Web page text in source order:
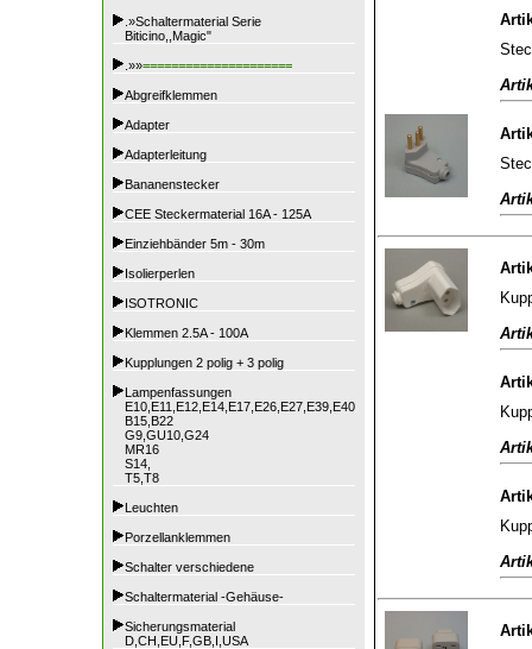
.»Schaltermaterial Serie
Biticino,,Magic"
.»»=====================
Abgreifklemmen
Adapter
Adapterleitung
Bananenstecker
CEE Steckermaterial 16A - 125A
Einziehbänder 5m - 30m
Isolierperlen
ISOTRONIC
Klemmen 2.5A - 100A
Kupplungen 2 polig + 3 polig
Lampenfassungen
E10,E11,E12,E14,E17,E26,E27,E39,E40
B15,B22
G9,GU10,G24
MR16
S14,
T5,T8
Leuchten
Porzellanklemmen
Schalter verschiedene
Schaltermaterial -Gehäuse-
Sicherungsmaterial
D,CH,EU,F,GB,I,USA